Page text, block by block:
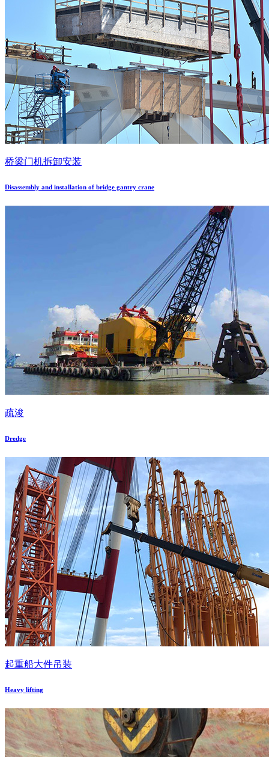
桥梁门机拆卸安装
Disassembly and installation of bridge gantry crane
疏浚
Dredge
起重船大件吊装
Heavy lifting